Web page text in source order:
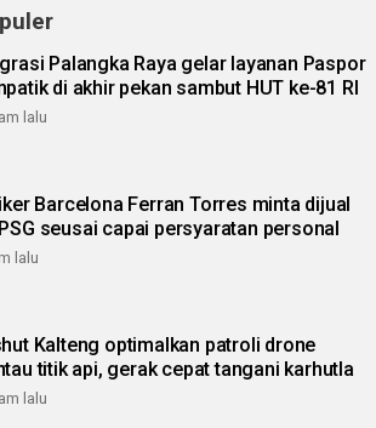
Palangka Raya gelar layanan Paspor
di akhir pekan sambut HUT ke-81 RI
lalu
Barcelona Ferran Torres minta dijual
seusai capai persyaratan personal
lalu
Kalteng optimalkan patroli drone
titik api, gerak cepat tangani karhutla
lalu